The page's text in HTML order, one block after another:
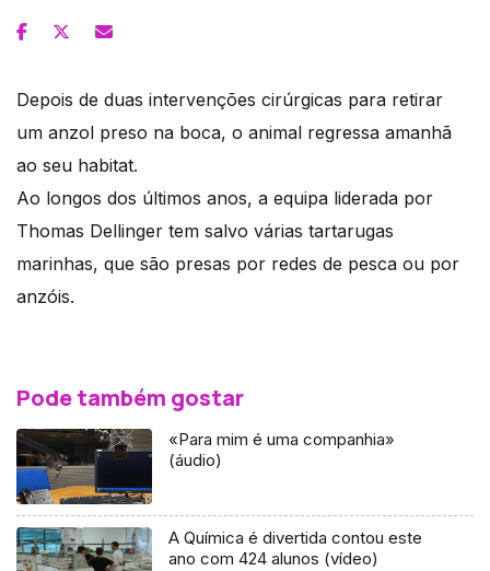
Depois de duas intervenções cirúrgicas para retirar
um anzol preso na boca, o animal regressa amanhã
ao seu habitat.
Ao longos dos últimos anos, a equipa liderada por
Thomas Dellinger tem salvo várias tartarugas
marinhas, que são presas por redes de pesca ou por
anzóis.
Pode também gostar
«Para mim é uma companhia»
(áudio)
A Química é divertida contou este
ano com 424 alunos (vídeo)